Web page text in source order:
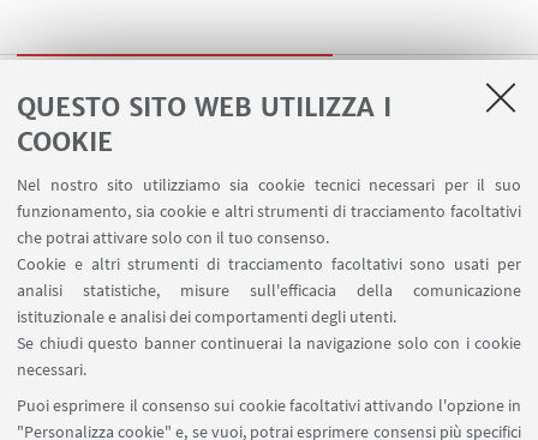
QUESTO SITO WEB UTILIZZA I
COOKIE
Nel nostro sito utilizziamo sia cookie tecnici necessari per il suo
funzionamento, sia cookie e altri strumenti di tracciamento facoltativi
che potrai attivare solo con il tuo consenso.
Cookie e altri strumenti di tracciamento facoltativi sono usati per
analisi statistiche, misure sull'efficacia della comunicazione
istituzionale e analisi dei comportamenti degli utenti.
Se chiudi questo banner continuerai la navigazione solo con i cookie
necessari.
Puoi esprimere il consenso sui cookie facoltativi attivando l'opzione in
"Personalizza cookie" e, se vuoi, potrai esprimere consensi più specifici
Summer e Winter School
LINK UTILI
Contatti
Area riservata
SEGUI UNIBO SU: